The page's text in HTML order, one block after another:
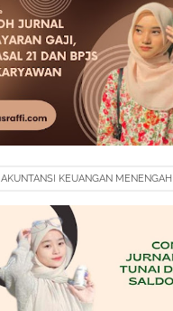
AKUNTANSI KEUANGAN MENENGAH